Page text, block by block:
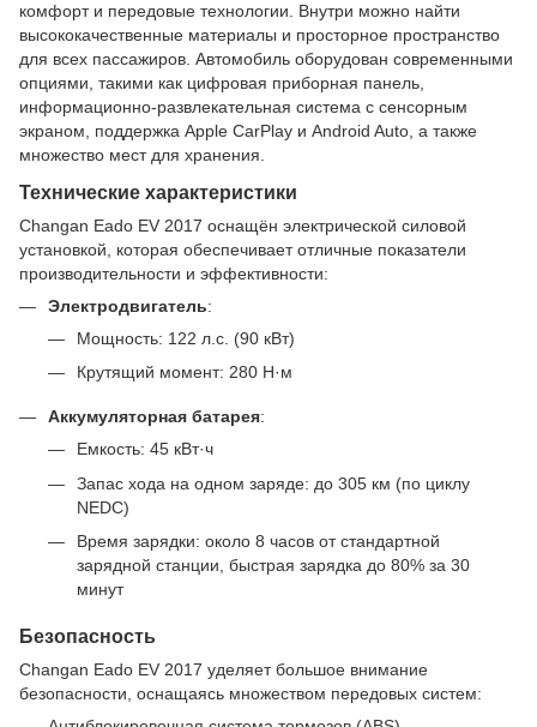
комфорт и передовые технологии. Внутри можно найти
высококачественные материалы и просторное пространство
для всех пассажиров. Автомобиль оборудован современными
опциями, такими как цифровая приборная панель,
информационно-развлекательная система с сенсорным
экраном, поддержка Apple CarPlay и Android Auto, а также
множество мест для хранения.
Технические характеристики
Changan Eado EV 2017 оснащён электрической силовой
установкой, которая обеспечивает отличные показатели
производительности и эффективности:
Электродвигатель:
Мощность: 122 л.с. (90 кВт)
Крутящий момент: 280 Н·м
Аккумуляторная батарея:
Емкость: 45 кВт·ч
Запас хода на одном заряде: до 305 км (по циклу
NEDC)
Время зарядки: около 8 часов от стандартной
зарядной станции, быстрая зарядка до 80% за 30
минут
Безопасность
Changan Eado EV 2017 уделяет большое внимание
безопасности, оснащаясь множеством передовых систем: